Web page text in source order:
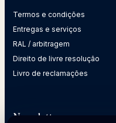
Termos e condições
Entregas e serviços
RAL / arbitragem
Direito de livre resolução
Livro de reclamações
Newsletter